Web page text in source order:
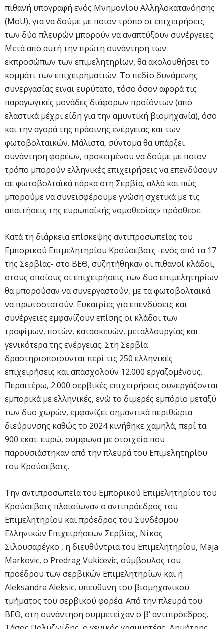
πιθανή υπογραφή ενός Μνημονίου Αλληλοκατανόησης
(MoU), για να δούμε με ποιον τρόπο οι επιχειρήσεις
των δύο πλευρών μπορούν να αναπτύξουν συνέργειες.
Μετά από αυτή την πρώτη συνάντηση των
εκπροσώπων των επιμελητηρίων, θα ακολουθήσει το
κομμάτι των επιχειρηματιών. Το πεδίο δυνάμενης
συνεργασίας ειναι ευρύτατο, τόσο όσον αφορά τις
παραγωγικές μονάδες διάφορων προϊόντων (από
ελαστικά μέχρι είδη για την αμυντική βιομηχανία), όσο
και την αγορά της πράσινης ενέργειας και των
φωτοβολταϊκών. Μάλιστα, σύντομα θα υπάρξει
συνάντηση φορέων, προκειμένου να δούμε με ποιον
τρόπο μπορούν ελληνικές επιχειρήσεις να επενδύσουν
σε φωτοβολταϊκά πάρκα στη Σερβία, αλλά και πώς
μπορούμε να συνεισφέρουμε γνώση σχετικά με τις
απαιτήσεις της ευρωπαϊκής νομοθεσίας» πρόσθεσε.
Κατά τη διάρκεια επίσκεψης αντιπροσωπείας του
Εμπορικού Επιμελητηρίου Κρούσεβατς -ενός από τα 17
της Σερβίας- στο ΒΕΘ, συζητήθηκαν οι πιθανοί κλάδοι,
στους οποίους οι επιχειρήσεις των δυο επιμελητηρίων
θα μπορούσαν να συνεργαστούν, με τα φωτοβολταϊκά
να πρωτοστατούν. Ευκαιρίες για επενδύσεις και
συνέργειες εμφανίζουν επίσης οι κλάδοι των
τροφίμων, ποτών, κατασκευών, μεταλλουργίας και
γενικότερα της ενέργειας. Στη Σερβία
δραστηριοποιούνται περί τις 250 ελληνικές
επιχειρήσεις και απασχολούν 12.000 εργαζομένους.
Περαιτέρω, 2.000 σερβικές επιχειρήσεις συνεργάζονται
εμπορικά με ελληνικές, ενώ το διμερές εμπόριο μεταξύ
των δυο χωρών, εμφανίζει σημαντικά περιθώρια
διεύρυνσης καθώς το 2024 κινήθηκε χαμηλά, περί τα
900 εκατ. ευρώ, σύμφωνα με στοιχεία που
παρουσιάστηκαν από την πλευρά του Επιμελητηρίου
του Κρούσεβατς.
Την αντιπροσωπεία του Εμπορικού Επιμελητηρίου του
Κρούσεβατς πλαισίωναν ο αντιπρόεδρος του
Επιμελητηρίου και πρόεδρος του Συνδέσμου
Ελληνικών Επιχειρήσεων Σερβίας, Νίκος
Σιλουσαρέγκο , η διευθύντρια του Επιμελητηρίου, Maja
Markovic, ο Predrag Vukicevic, σύμβουλος του
προέδρου των σερβικών Επιμελητηρίων και η
Aleksandra Aleksic, υπεύθυνη του βιομηχανικού
τμήματος του σερβικού φορέα. Από την πλευρά του
ΒΕΘ, στη συνάντηση συμμετείχαν ο β’ αντιπρόεδρος,